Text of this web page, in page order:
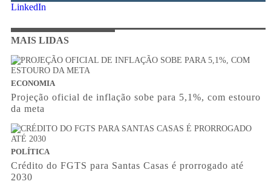
LinkedIn
MAIS LIDAS
ECONOMIA
Projeção oficial de inflação sobe para 5,1%, com estouro
da meta
POLÍTICA
Crédito do FGTS para Santas Casas é prorrogado até
2030